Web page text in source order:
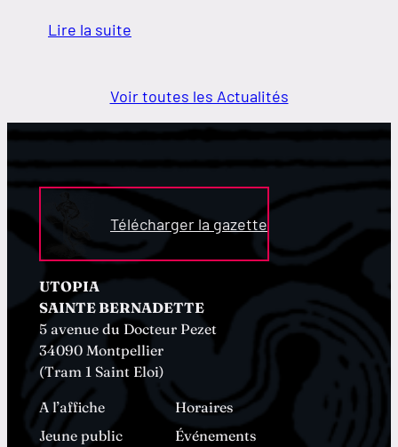
Lire la suite
Voir toutes les Actualités
Télécharger la gazette
UTOPIA
SAINTE BERNADETTE
5 avenue du Docteur Pezet
34090 Montpellier
(Tram 1 Saint Eloi)
A l’affiche
Horaires
Jeune public
Événements